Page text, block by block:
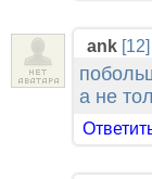
ank [12]
а не